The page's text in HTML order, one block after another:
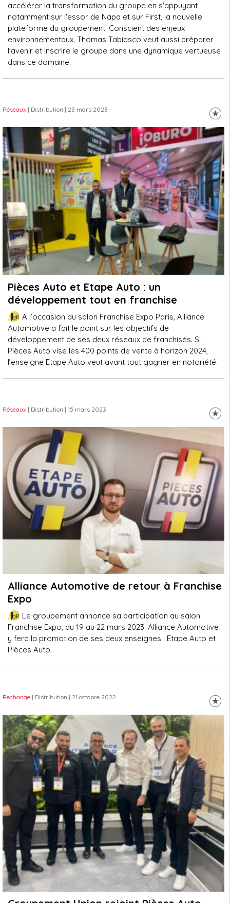
accélérer la transformation du groupe en s'appuyant
notamment sur l'essor de Napa et sur First, la nouvelle
plateforme du groupement. Conscient des enjeux
environnementaux, Thomas Tabiasco veut aussi préparer
l'avenir et inscrire le groupe dans une dynamique vertueuse
dans ce domaine.
Réseaux | Distribution | 23 mars 2023
Pièces Auto et Etape Auto : un
développement tout en franchise
A l’occasion du salon Franchise Expo Paris, Alliance
Automotive a fait le point sur les objectifs de
développement de ses deux réseaux de franchisés. Si
Pièces Auto vise les 400 points de vente à horizon 2024,
l’enseigne Etape Auto veut avant tout gagner en notoriété.
Réseaux | Distribution | 15 mars 2023
Alliance Automotive de retour à Franchise
Expo
Le groupement annonce sa participation au salon
Franchise Expo, du 19 au 22 mars 2023. Alliance Automotive
y fera la promotion de ses deux enseignes : Etape Auto et
Pièces Auto.
Rechange | Distribution | 21 octobre 2022